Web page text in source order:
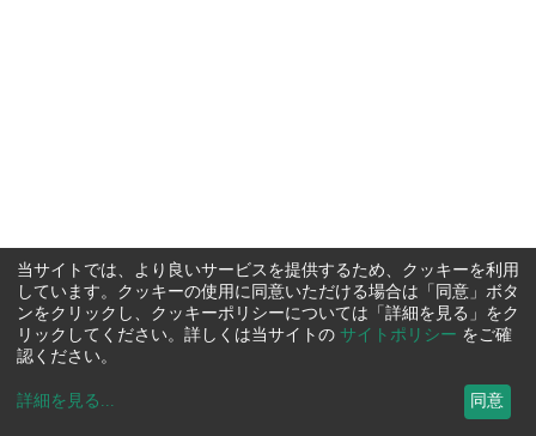
当サイトでは、より良いサービスを提供するため、クッキーを利用
しています。クッキーの使用に同意いただける場合は「同意」ボタ
ンをクリックし、クッキーポリシーについては「詳細を見る」をク
リックしてください。詳しくは当サイトの サイトポリシー をご確
認ください。
詳細を見る ... 同意